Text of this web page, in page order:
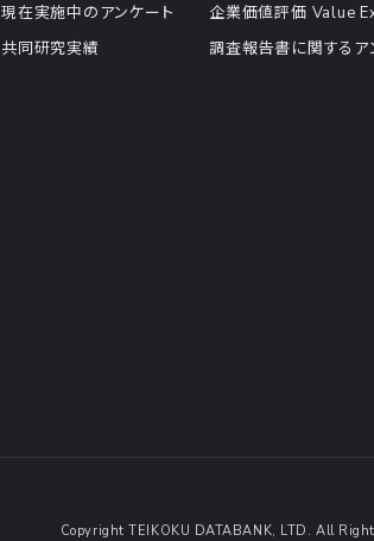
現在実施中のアンケート
共同研究実績
企業価値評価 Value
調査報告書に関するア
Copyright TEIKOKU DATABANK, LTD. All